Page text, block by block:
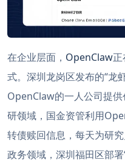
在企业层面， OpenClaw
式。深圳龙岗区发布的“龙
OpenClaw的一人公司提
研领域，国金资管利用
转债赎回信息，每天为研
政务领域，深圳福田区部